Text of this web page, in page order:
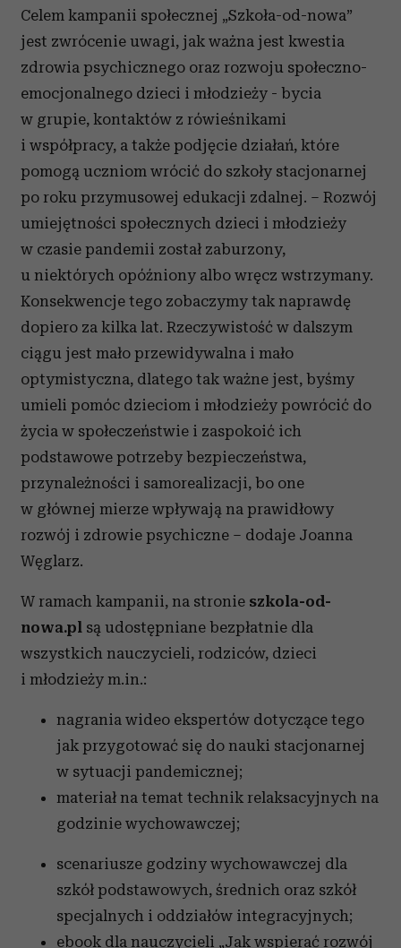
Celem kampanii społecznej „Szkoła-od-nowa”
jest zwrócenie uwagi, jak ważna jest kwestia
zdrowia psychicznego oraz rozwoju społeczno-
emocjonalnego dzieci i młodzieży - bycia
w grupie, kontaktów z rówieśnikami
i współpracy, a także podjęcie działań, które
pomogą uczniom wrócić do szkoły stacjonarnej
po roku przymusowej edukacji zdalnej. – Rozwój
umiejętności społecznych dzieci i młodzieży
w czasie pandemii został zaburzony,
u niektórych opóźniony albo wręcz wstrzymany.
Konsekwencje tego zobaczymy tak naprawdę
dopiero za kilka lat. Rzeczywistość w dalszym
ciągu jest mało przewidywalna i mało
optymistyczna, dlatego tak ważne jest, byśmy
umieli pomóc dzieciom i młodzieży powrócić do
życia w społeczeństwie i zaspokoić ich
podstawowe potrzeby bezpieczeństwa,
przynależności i samorealizacji, bo one
w głównej mierze wpływają na prawidłowy
rozwój i zdrowie psychiczne – dodaje Joanna
Węglarz.
W ramach kampanii, na stronie szkola-od-
nowa.pl są udostępniane bezpłatnie dla
wszystkich nauczycieli, rodziców, dzieci
i młodzieży m.in.:
nagrania wideo ekspertów dotyczące tego
jak przygotować się do nauki stacjonarnej
w sytuacji pandemicznej;
materiał na temat technik relaksacyjnych na
godzinie wychowawczej;
scenariusze godziny wychowawczej dla
szkół podstawowych, średnich oraz szkół
specjalnych i oddziałów integracyjnych;
ebook dla nauczycieli „Jak wspierać rozwój